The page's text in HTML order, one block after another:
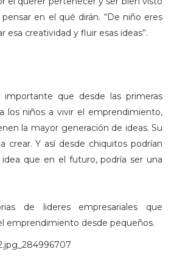
en el qué dirán. “De niño eres
esa creatividad y fluir esas ideas”.
que desde las primeras
los niños a vivir el emprendimiento,
la mayor generación de ideas. Su
crear. Y así desde chiquitos podrían
idea que en el futuro, podría ser una
de lideres empresariales que
emprendimiento desde pequeños.